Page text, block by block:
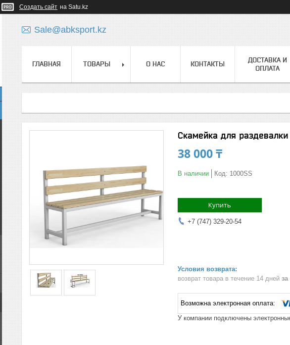
Создать сайт на Satu.kz
Sale@abksport.kz
ГЛАВНАЯ ТОВАРЫ О НАС КОНТАКТЫ
ДОСТАВКА И
ОПЛАТА
Скамейка для
38 000 ₸
В наличии Код: 1000SS
Купить
+7 (747) 329-20-54
возврат товара в течение 14 дней за
У компании подключены